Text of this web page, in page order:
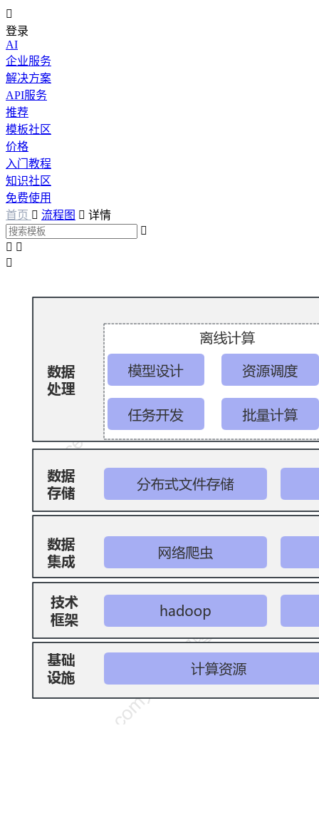

登录
AI
企业服务
解决方案
API服务
推荐
模板社区
价格
入门教程
知识社区
免费使用
首页  流程图  详情

 
